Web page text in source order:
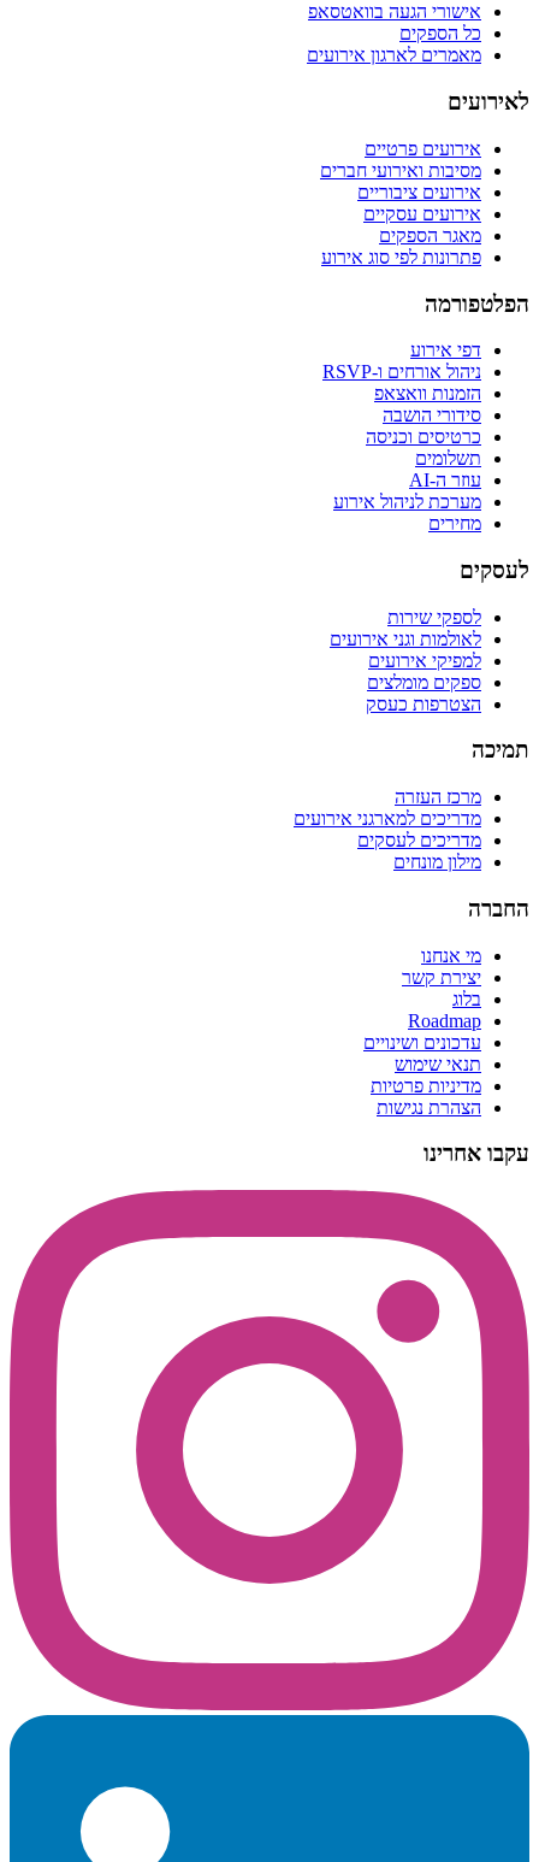
אישורי הגעה בוואטסאפ
כל הספקים
מאמרים לארגון אירועים
לאירועים
אירועים פרטיים
מסיבות ואירועי חברים
אירועים ציבוריים
אירועים עסקיים
מאגר הספקים
פתרונות לפי סוג אירוע
הפלטפורמה
דפי אירוע
ניהול אורחים ו-RSVP
הזמנות וואצאפ
סידורי הושבה
כרטיסים וכניסה
תשלומים
עוזר ה-AI
מערכת לניהול אירוע
מחירים
לעסקים
לספקי שירות
לאולמות וגני אירועים
למפיקי אירועים
ספקים מומלצים
הצטרפות כעסק
תמיכה
מרכז העזרה
מדריכים למארגני אירועים
מדריכים לעסקים
מילון מונחים
החברה
מי אנחנו
יצירת קשר
בלוג
Roadmap
עדכונים ושינויים
תנאי שימוש
מדיניות פרטיות
הצהרת נגישות
עקבו אחרינו